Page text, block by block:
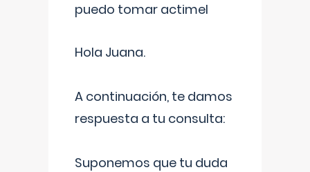
puedo tomar actimel
Hola Juana.
A continuación, te damos
respuesta a tu consulta:
Suponemos que tu duda